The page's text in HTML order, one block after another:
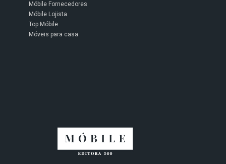
Móbile Fornecedores
Móbile Lojista
Top Móbile
Móveis para casa